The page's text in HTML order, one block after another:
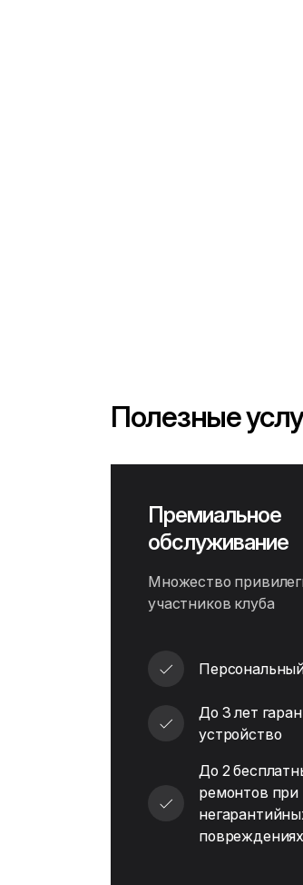
Полезные
Премиальное
обслуживание
Множество
участников клуба
До 3 лет
устройство
До 2
ремонтов при
повреждениях